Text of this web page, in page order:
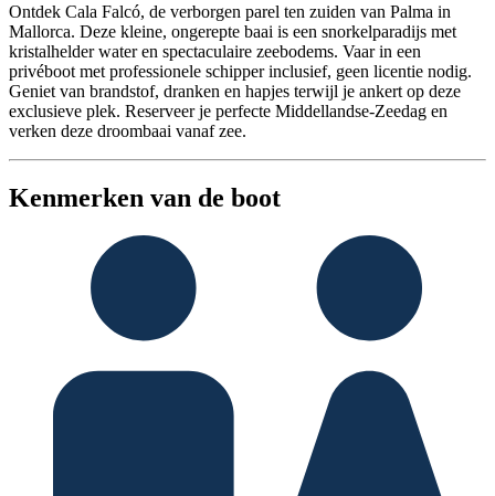
Ontdek Cala Falcó, de verborgen parel ten zuiden van Palma in
Mallorca. Deze kleine, ongerepte baai is een snorkelparadijs met
kristalhelder water en spectaculaire zeebodems. Vaar in een
privéboot met professionele schipper inclusief, geen licentie nodig.
Geniet van brandstof, dranken en hapjes terwijl je ankert op deze
exclusieve plek. Reserveer je perfecte Middellandse-Zeedag en
verken deze droombaai vanaf zee.
Kenmerken van de boot